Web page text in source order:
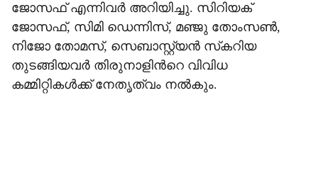
ജോസഫ് എന്നിവർ അറിയിച്ചു. സിറിയക്
ജോസഫ്, സിമി ഡെന്നിസ്, മഞ്ജു തോംസൺ,
നിജോ തോമസ്, സെബാസ്റ്റ്യൻ സ്‌കറിയ
തുടങ്ങിയവർ തിരുനാളിന്‍റെ വിവിധ
കമ്മിറ്റികൾക്ക് നേതൃത്വം നൽകും.